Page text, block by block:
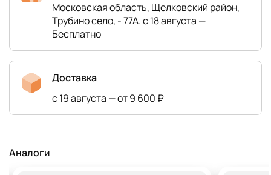
Московская область, Щелковский район,
Трубино село, - 77А. с 18 августа —
Бесплатно
Доставка
с 19 августа — от 9 600 ₽
Аналоги